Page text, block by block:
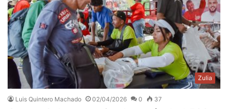
Zulia
Luis Quintero Machado 02/04/2026 0 37